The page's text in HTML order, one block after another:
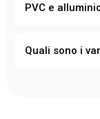
effrazioni.
la chiusura in
PVC e
Quali sono i